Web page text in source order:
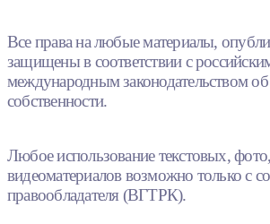
Все права на любые материалы,
защищены в соответствии с
международным законодательством об
собственности.
Любое использование текстовых,
видеоматериалов возможно только с
правообладателя (ВГТРК).